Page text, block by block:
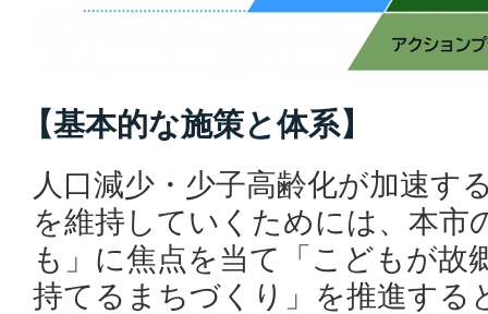
【基本的な施策と体系】
人口減少・少子高齢化が加速す
を維持していくためには、本市
も」に焦点を当て「こどもが故
持てるまちづくり」を推進する